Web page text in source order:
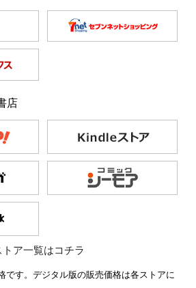
店
ア一覧はコチラ
です。デジタル版の販売価格は各ストアに